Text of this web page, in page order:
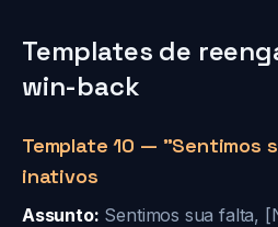
Templates de
win-back
Template 10 — "Sentimos
inativos
Assunto: Sentimos sua falta,